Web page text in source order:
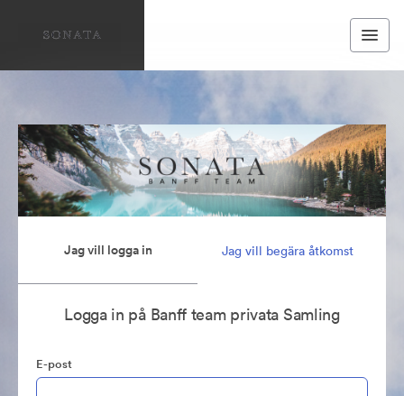
Jag vill logga in Jag vill begära åtkomst
Logga in på Banff team privata Samling
E-post